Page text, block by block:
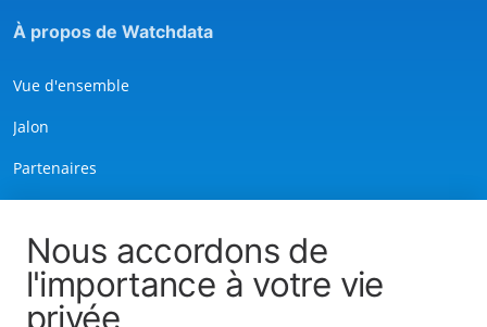
À propos de Watchdata
Vue d'ensemble
Jalon
Partenaires
Services
Nous contacter
Nous accordons de
l'importance à votre vie
privée